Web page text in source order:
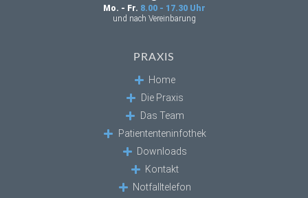
Mo. - Fr. 8.00 - 17.30 Uhr
und nach Vereinbarung
PRAXIS
Home
Die Praxis
Das Team
Patiententeninfothek
Downloads
Kontakt
Notfalltelefon